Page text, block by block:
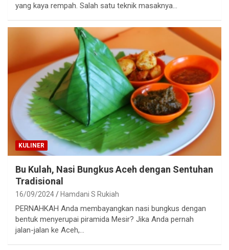
yang kaya rempah. Salah satu teknik masaknya…
KULINER
Bu Kulah, Nasi Bungkus Aceh dengan Sentuhan
Tradisional
16/09/2024 Hamdani S Rukiah
PERNAHKAH Anda membayangkan nasi bungkus dengan
bentuk menyerupai piramida Mesir? Jika Anda pernah
jalan-jalan ke Aceh,…